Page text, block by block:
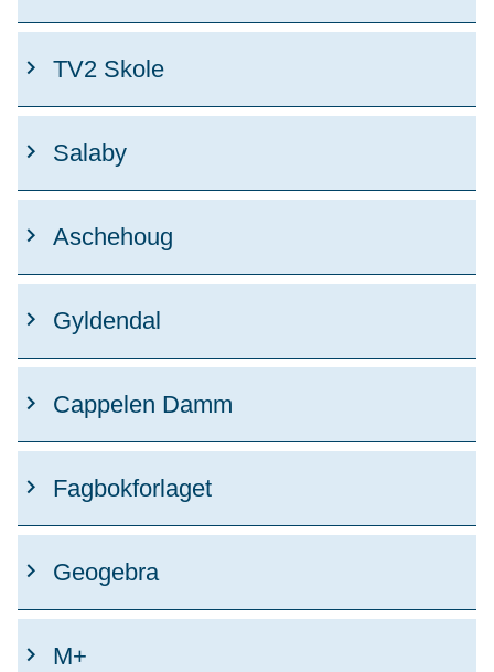
TV2 Skole
Salaby
Aschehoug
Gyldendal
Cappelen Damm
Fagbokforlaget
Geogebra
M+